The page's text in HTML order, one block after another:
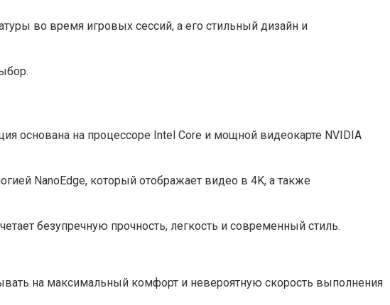
во время игровых сессий, а его стильный дизайн и
основана на процессоре Intel Core и мощной видеокарте NVIDIA
NanoEdge, который отображает видео в 4K, а также
безупречную прочность, легкость и современный стиль.
на максимальный комфорт и невероятную скорость выполнения